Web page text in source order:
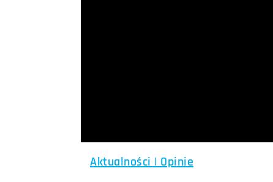
Aktualności | Opinie